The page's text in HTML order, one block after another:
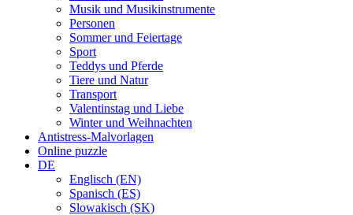
Musik und Musikinstrumente
Personen
Sommer und Feiertage
Sport
Teddys und Pferde
Tiere und Natur
Transport
Valentinstag und Liebe
Winter und Weihnachten
Antistress-Malvorlagen
Online puzzle
DE
Englisch (EN)
Spanisch (ES)
Slowakisch (SK)